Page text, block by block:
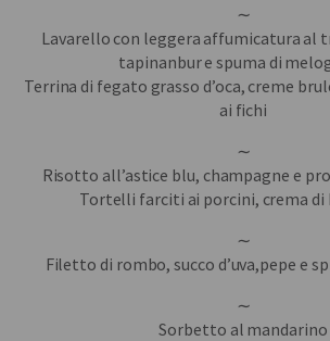
∼
Lavarello con leggera affumicatura al
tapinanbur e spuma di
Terrina di fegato grasso d’oca, creme
ai fichi
∼
Risotto all’astice blu, champagne e
Tortelli farciti ai porcini, crema
∼
Filetto di rombo, succo d’uva,pepe e
∼
Sorbetto al mandarino